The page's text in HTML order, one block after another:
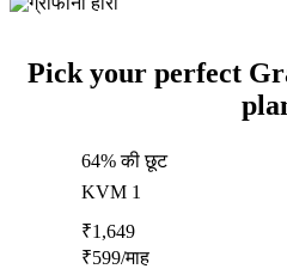
Pick your perfect
64% की छूट
KVM 1
₹1,649
₹599/माह